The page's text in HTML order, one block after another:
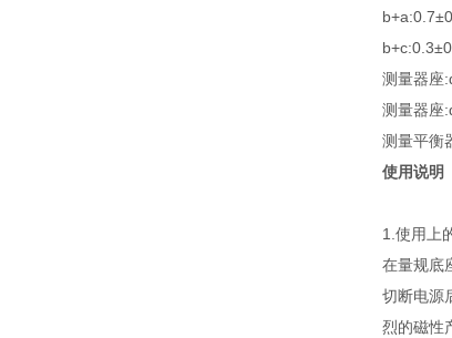
测量器座
测量器座
测量平衡
使用说明
1.使用上
在量规底
切断电源
烈的磁性